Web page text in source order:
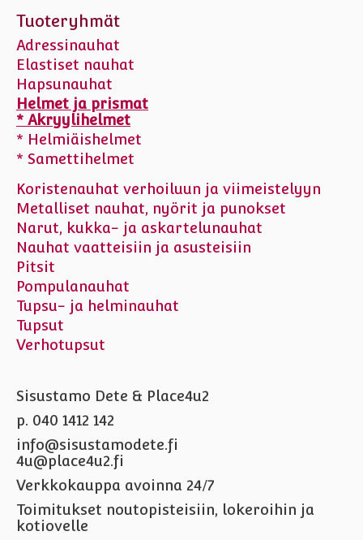
Tuoteryhmät
Adressinauhat
Elastiset nauhat
Hapsunauhat
Helmet ja prismat
* Akryylihelmet
* Helmiäishelmet
* Samettihelmet
Koristenauhat verhoiluun ja viimeistelyyn
Metalliset nauhat, nyörit ja punokset
Narut, kukka- ja askartelunauhat
Nauhat vaatteisiin ja asusteisiin
Pitsit
Pompulanauhat
Tupsu- ja helminauhat
Tupsut
Verhotupsut
Sisustamo Dete & Place4u2
p. 040 1412 142
info@sisustamodete.fi
4u@place4u2.fi
Verkkokauppa avoinna 24/7
Toimitukset noutopisteisiin, lokeroihin ja
kotiovelle